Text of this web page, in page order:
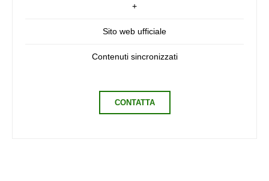
+
Sito web ufficiale
Contenuti sincronizzati
CONTATTA